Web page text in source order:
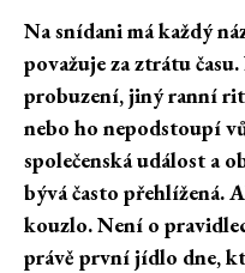
Na snídani má každý
považuje za ztrátu
probuzení, jiný ranní
nebo ho nepodstoupí
společenská událost a
bývá často přehlížená.
kouzlo. Není o
právě první jídlo dne,